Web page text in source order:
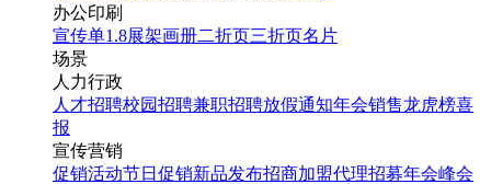
办公印刷
宣传单1.8展架画册二折页三折页名片
场景
人力行政
人才招聘校园招聘兼职招聘放假通知年会销售龙虎榜喜
报
宣传营销
促销活动节日促销新品发布招商加盟代理招募年会峰会